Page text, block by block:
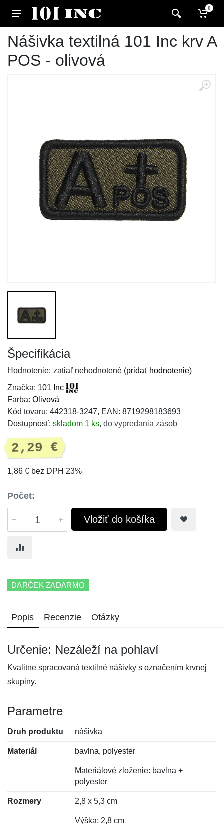
0
Nášivka textilná 101 Inc krv A
POS - olivová
Špecifikácia
Hodnotenie: zatiaľ nehodnotené (pridať hodnotenie)
Značka: 101 Inc
Farba: Olivová
Kód tovaru: 442318-3247, EAN: 8719298183693
Dostupnosť: skladom 1 ks, do vypredania zásob
2,29 €
1,86 € bez DPH 23%
Počet:
Vložiť do košíka
DARČEK ZADARMO
Popis Recenzie Otázky
Určenie: Nezáleží na pohlaví
Kvalitne spracovaná textilné nášivky s označením krvnej
skupiny.
Parametre
Druh produktu nášivka
Materiál bavlna, polyester
Materiálové zloženie: bavlna +
polyester
Rozmery 2,8 x 5,3 cm
Výška: 2,8 cm